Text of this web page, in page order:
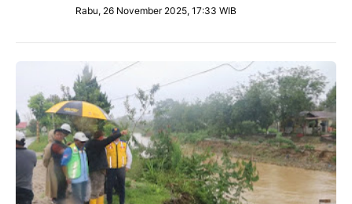
Rabu, 26 November 2025, 17:33 WIB